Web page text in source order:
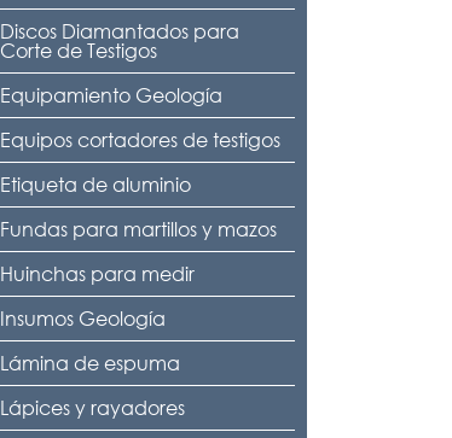
Discos Diamantados para
Corte de Testigos
Equipamiento Geología
Equipos cortadores de testigos
Etiqueta de aluminio
Fundas para martillos y mazos
Huinchas para medir
Insumos Geología
Lámina de espuma
Lápices y rayadores